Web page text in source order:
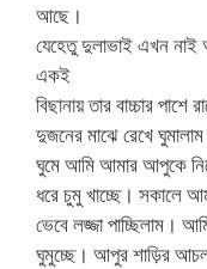
আছে।
যেহেতু দুলাভাই এখন
একই
বিছানায় তার বাচ্চার
দুজনের মাঝে রেখে
ঘুমে আমি আমার আপুকে
ধরে চুমু খাচ্ছে। সকালে
ভেবে লজ্জা পাচ্ছিলাম।
ঘুমুচ্ছে। আপুর শাড়ির